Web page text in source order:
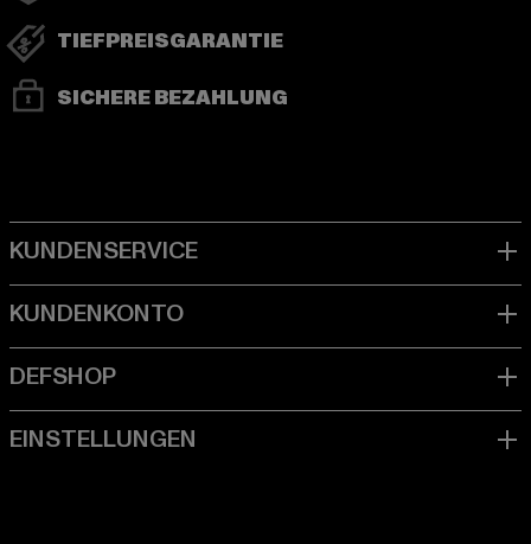
TIEFPREISGARANTIE
SICHERE BEZAHLUNG